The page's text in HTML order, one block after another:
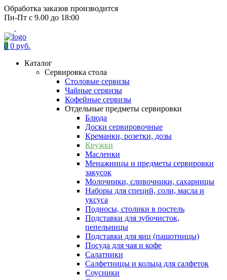
Обработка заказов производится
Пн-Пт с 9.00 до 18:00
0 0 руб.
Каталог
Сервировка стола
Столовые сервизы
Чайные сервизы
Кофейные сервизы
Отдельные предметы сервировки
Блюда
Доски сервировочные
Креманки, розетки, дозы
Кружки
Масленки
Менажницы и предметы сервировки
закусок
Молочники, сливочники, сахарницы
Наборы для специй, соли, масла и
уксуса
Подносы, столики в постель
Подставки для зубочисток,
пепельницы
Подставки для яиц (пашотницы)
Посуда для чая и кофе
Салатники
Салфетницы и кольца для салфеток
Соусники